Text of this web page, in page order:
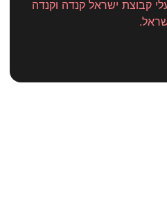
מבעלי קבוצת ישראל קנדה וקנדה